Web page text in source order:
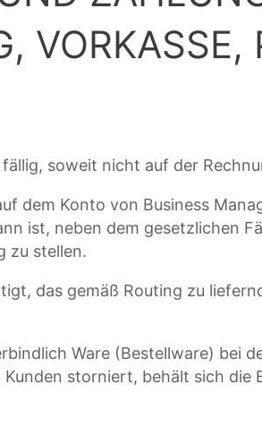
VORKASSE,
soweit nicht auf der
dem Konto von Business
ist, neben dem gesetzlichen
zu stellen.
das gemäß Routing zu
Ware (Bestellware) bei
storniert, behält sich die